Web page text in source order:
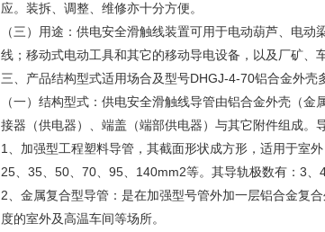
应。装拆、调整、维修亦十分方便。
（三）用途：供电安全滑触线装置可用于电动葫芦、电
线；移动式电动工具和其它的移动导电设备，以及厂矿、
三、产品结构型式适用场合及型号DHGJ-4-70铝合金外壳
（一）结构型式：供电安全滑触线导管由铝合金外壳（
接器（供电器）、端盖（端部供电器）与其它附件组成。
1、加强型工程塑料导管，其截面形状成方形，适用于室
25、35、50、70、95、140mm2等。其导轨极数有：3、
2、金属复合型导管：是在加强型号管外加一层铝合金复
度的室外及高温车间等场所。